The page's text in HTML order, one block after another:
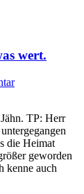
wert.
TP: Herr
die Heimat
geworden
kenne auch